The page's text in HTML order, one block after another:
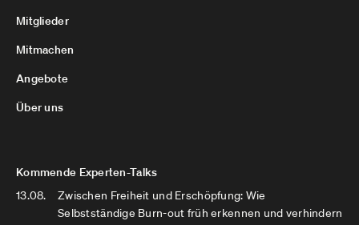
Mitglieder
Mitmachen
Angebote
Über uns
Kommende Experten-Talks
13.08.
Zwischen Freiheit und Erschöpfung: Wie
Selbstständige Burn-out früh erkennen und verhindern